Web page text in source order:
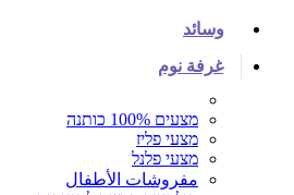
وسائد
غرفة نوم
מצעים 100% כותנה
מצעי פליז
מצעי פלנל
مفروشات الأطفال